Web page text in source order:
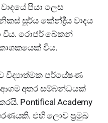
පියා ලෙස
සූර්ය කේන්ද්‍රීය වාදය
විය. රොජර් බේකන්
විය.
විද්‍යාත්මක පර්යේෂණ
ආගම අතර සම්බන්ධයක්
Pontifical Academy
එහි ලොව ප්‍රමුඛ